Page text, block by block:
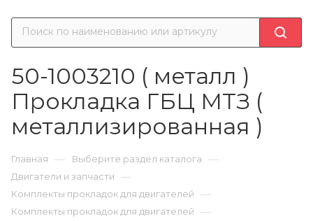
50-1003210 ( металл )
Прокладка ГБЦ МТЗ (
металлизированная )
Главная — Выберите раздел каталога —
Двигатели и запчасти —
Комплекты прокладок для двигателей —
Комплекты прокладок для двигателей —